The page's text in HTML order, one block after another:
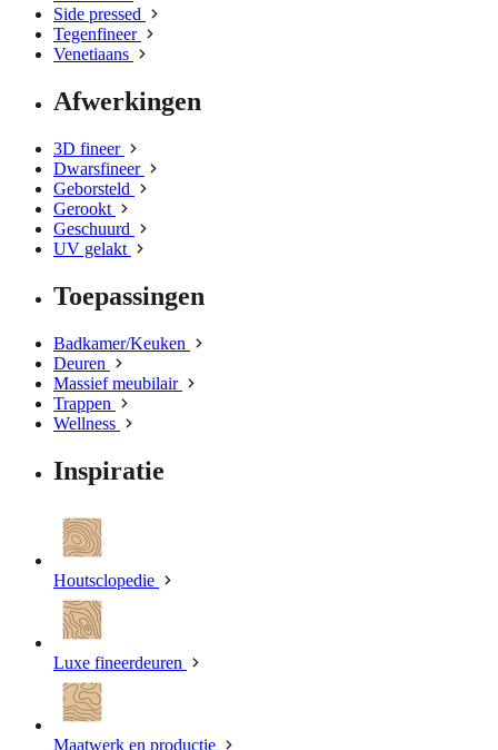
Side pressed
Tegenfineer
Venetiaans
Afwerkingen
3D fineer
Dwarsfineer
Geborsteld
Gerookt
Geschuurd
UV gelakt
Toepassingen
Badkamer/Keuken
Deuren
Massief meubilair
Trappen
Wellness
Inspiratie
Houtsclopedie
Luxe fineerdeuren
Maatwerk en productie